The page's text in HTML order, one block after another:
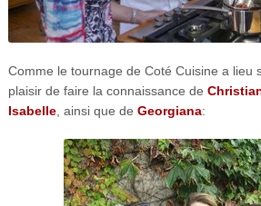
Comme le tournage de Coté Cuisine a lieu
plaisir de faire la connaissance de
Isabelle, ainsi que de Georgiana: